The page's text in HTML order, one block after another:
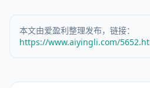
本文由爱盈利整理发布，链接：
https://www.aiyingli.com/